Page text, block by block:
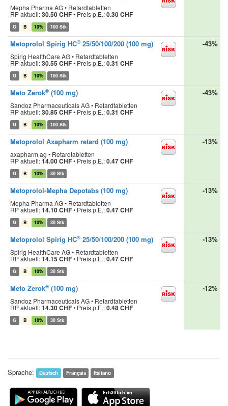
Mepha Pharma AG • Retardtabletten
RP aktuell:30.50 CHF• Preis p.E.:0.30 CHF
G B 10% 100 Stk
Metoprolol Spirig HC® 25/50/100/200 (100 mg)
Spirig HealthCare AG • Retardtabletten
RP aktuell:30.55 CHF• Preis p.E.:0.31 CHF
G B 10% 100 Stk
-43%
Meto Zerok® (100 mg)
Sandoz Pharmaceuticals AG • Retardtabletten
RP aktuell:30.85 CHF• Preis p.E.:0.31 CHF
G B 10% 100 Stk
-43%
Metoprolol Axapharm retard (100 mg)
axapharm ag • Retardtabletten
RP aktuell:14.00 CHF• Preis p.E.:0.47 CHF
G B 10% 30 Stk
-13%
Metoprolol-Mepha Depotabs (100 mg)
Mepha Pharma AG • Retardtabletten
RP aktuell:14.10 CHF• Preis p.E.:0.47 CHF
G B 10% 30 Stk
-13%
Metoprolol Spirig HC® 25/50/100/200 (100 mg)
Spirig HealthCare AG • Retardtabletten
RP aktuell:14.15 CHF• Preis p.E.:0.47 CHF
G B 10% 30 Stk
-13%
Meto Zerok® (100 mg)
Sandoz Pharmaceuticals AG • Retardtabletten
RP aktuell:14.30 CHF• Preis p.E.:0.48 CHF
G B 10% 30 Stk
-12%
Sprache: Deutsch Français Italiano